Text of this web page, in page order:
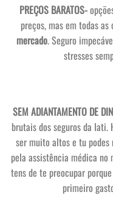
PREÇOS BARATOS-
preços, mas em todas
mercado. Seguro
stresses
SEM ADIANTAMENTO DE
brutais dos seguros da Iati.
ser muito altos e tu
pela assistência médica no
tens de te preocupar
primeiro